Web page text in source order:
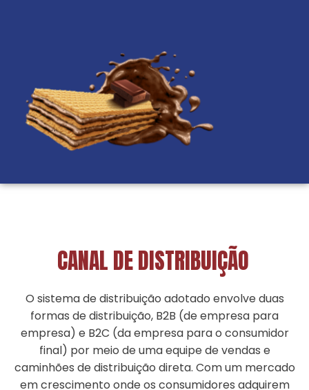
CANAL DE DISTRIBUIÇÃO
O sistema de distribuição adotado envolve duas
formas de distribuição, B2B (de empresa para
empresa) e B2C (da empresa para o consumidor
final) por meio de uma equipe de vendas e
caminhões de distribuição direta. Com um mercado
em crescimento onde os consumidores adquirem